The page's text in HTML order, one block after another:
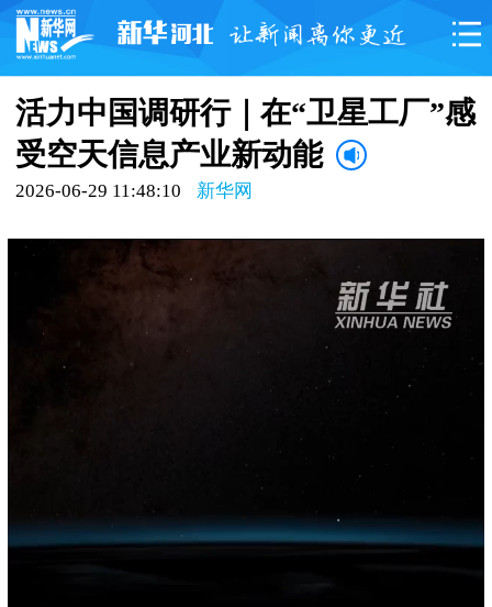
活力中国调研行｜在“卫星工厂”感
受空天信息产业新动能
2026-06-29 11:48:10 新华网